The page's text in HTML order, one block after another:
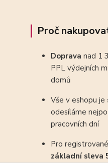
Proč
Doprava nad 1
PPL výdejních
domů
Vše v eshopu je
odesíláme
pracovních dní
Pro
základní sleva